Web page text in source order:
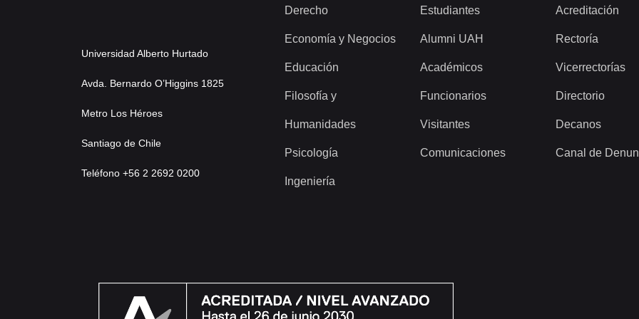
Universidad Alberto Hurtado
Avda. Bernardo O’Higgins 1825
Metro Los Héroes
Santiago de Chile
Teléfono +56 2 2692 0200
Derecho
Economía y Negocios
Educación
Filosofía y
Humanidades
Psicología
Ingeniería
Estudiantes
Alumni UAH
Académicos
Funcionarios
Visitantes
Comunicaciones
Acreditación
Rectoría
Vicerrectorías
Directorio
Decanos
Canal de